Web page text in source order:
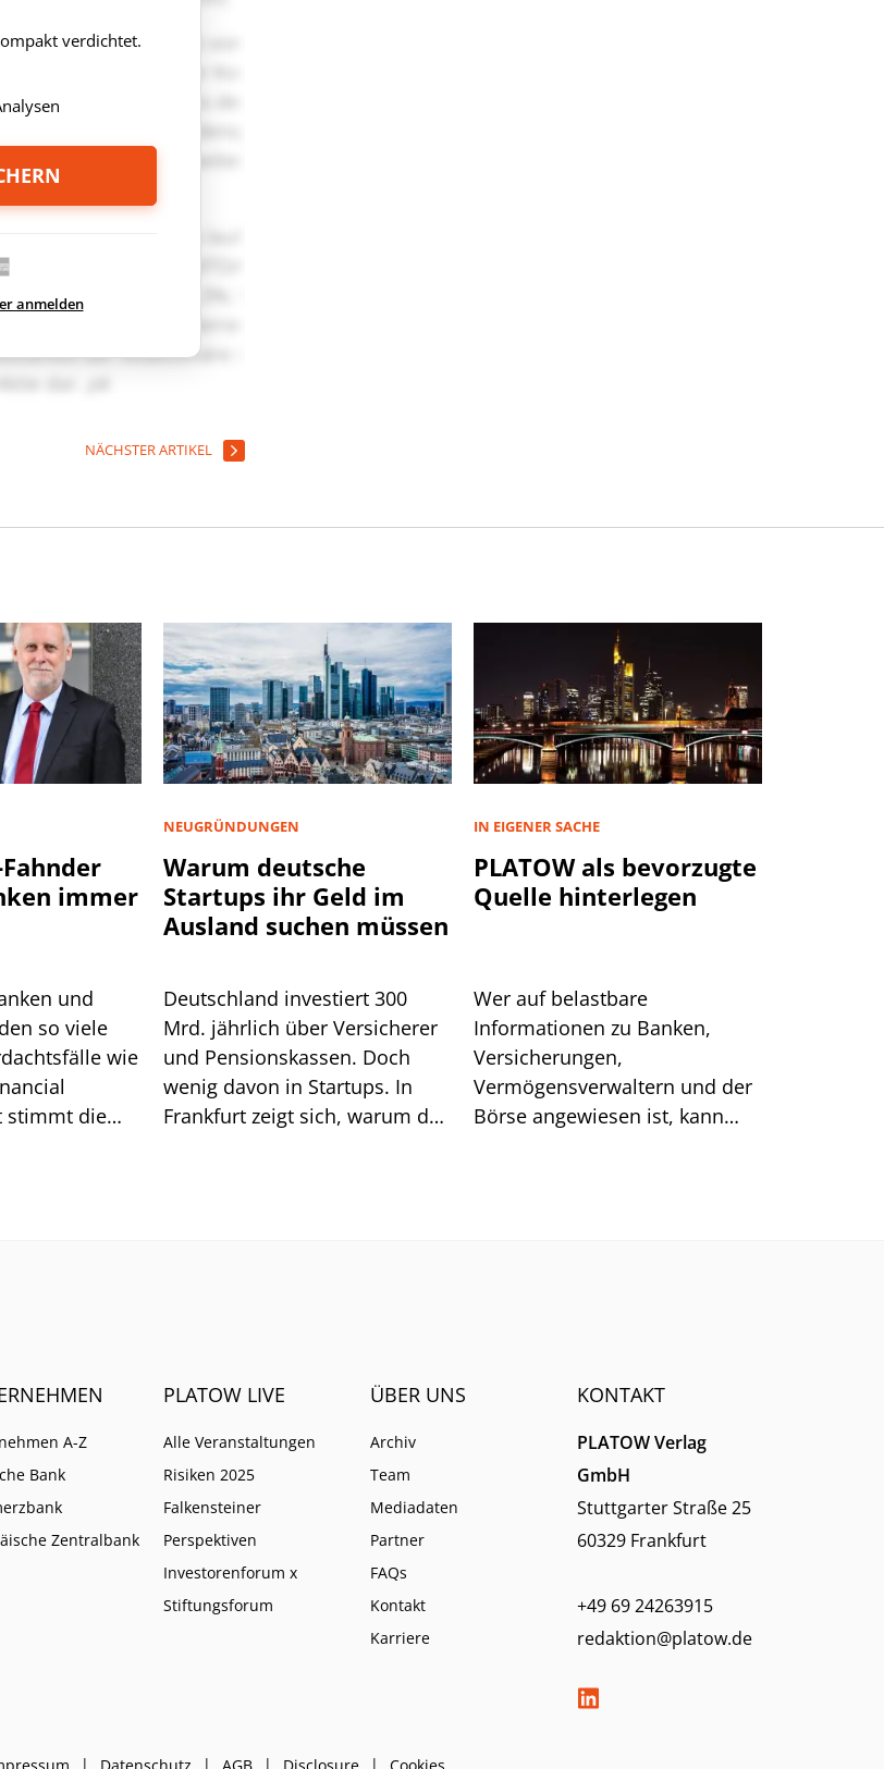
verdichtet.
anmelden
NÄCHSTER ARTIKEL
immer
und
so viele
wie
stimmt die
NEUGRÜNDUNGEN
Warum deutsche
Startups ihr Geld im
Ausland suchen müssen
Deutschland investiert 300
Mrd. jährlich über Versicherer
und Pensionskassen. Doch
wenig davon in Startups. In
Frankfurt zeigt sich, warum das
IN EIGENER SACHE
PLATOW als bevorzugte
Quelle hinterlegen
Wer auf belastbare
Informationen zu Banken,
Versicherungen,
Vermögensverwaltern und der
Börse angewiesen ist, kann
A-Z
Bank
Zentralbank
PLATOW LIVE
Alle Veranstaltungen
Risiken 2025
Falkensteiner
Perspektiven
Investorenforum x
Stiftungsforum
ÜBER UNS
Archiv
Team
Mediadaten
Partner
FAQs
Kontakt
Karriere
KONTAKT
PLATOW Verlag
GmbH
Stuttgarter Straße 25
60329 Frankfurt
+49 69 24263915
redaktion@platow.de
Datenschutz AGB Disclosure Cookies